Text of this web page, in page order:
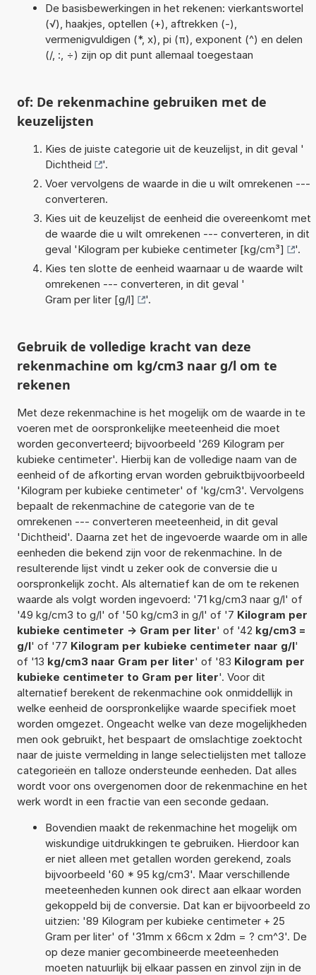
De basisbewerkingen in het rekenen: vierkantswortel
(√), haakjes, optellen (+), aftrekken (-),
vermenigvuldigen (*, x), pi (π), exponent (^) en delen
(/, :, ÷) zijn op dit punt allemaal toegestaan
of: De rekenmachine gebruiken met de
keuzelijsten
Kies de juiste categorie uit de keuzelijst, in dit geval '
Dichtheid
'.
Voer vervolgens de waarde in die u wilt omrekenen ---
converteren.
Kies uit de keuzelijst de eenheid die overeenkomt met
de waarde die u wilt omrekenen --- converteren, in dit
geval 'Kilogram per kubieke centimeter [kg/cm³]
'.
Kies ten slotte de eenheid waarnaar u de waarde wilt
omrekenen --- converteren, in dit geval '
Gram per liter [g/l]
'.
Gebruik de volledige kracht van deze
rekenmachine om kg/cm3 naar g/l om te
rekenen
Met deze rekenmachine is het mogelijk om de waarde in te
voeren met de oorspronkelijke meeteenheid die moet
worden geconverteerd; bijvoorbeeld '269 Kilogram per
kubieke centimeter'. Hierbij kan de volledige naam van de
eenheid of de afkorting ervan worden gebruiktbijvoorbeeld
'Kilogram per kubieke centimeter' of 'kg/cm3'. Vervolgens
bepaalt de rekenmachine de categorie van de te
omrekenen --- converteren meeteenheid, in dit geval
'Dichtheid'. Daarna zet het de ingevoerde waarde om in alle
eenheden die bekend zijn voor de rekenmachine. In de
resulterende lijst vindt u zeker ook de conversie die u
oorspronkelijk zocht. Als alternatief kan de om te rekenen
waarde als volgt worden ingevoerd: '71 kg/cm3 naar g/l' of
'49 kg/cm3 to g/l' of '50 kg/cm3 in g/l' of '7 Kilogram per
kubieke centimeter -> Gram per liter' of '42 kg/cm3 =
g/l' of '77 Kilogram per kubieke centimeter naar g/l'
of '13 kg/cm3 naar Gram per liter' of '83 Kilogram per
kubieke centimeter to Gram per liter'. Voor dit
alternatief berekent de rekenmachine ook onmiddellijk in
welke eenheid de oorspronkelijke waarde specifiek moet
worden omgezet. Ongeacht welke van deze mogelijkheden
men ook gebruikt, het bespaart de omslachtige zoektocht
naar de juiste vermelding in lange selectielijsten met talloze
categorieën en talloze ondersteunde eenheden. Dat alles
wordt voor ons overgenomen door de rekenmachine en het
werk wordt in een fractie van een seconde gedaan.
Bovendien maakt de rekenmachine het mogelijk om
wiskundige uitdrukkingen te gebruiken. Hierdoor kan
er niet alleen met getallen worden gerekend, zoals
bijvoorbeeld '60 * 95 kg/cm3'. Maar verschillende
meeteenheden kunnen ook direct aan elkaar worden
gekoppeld bij de conversie. Dat kan er bijvoorbeeld zo
uitzien: '89 Kilogram per kubieke centimeter + 25
Gram per liter' of '31mm x 66cm x 2dm = ? cm^3'. De
op deze manier gecombineerde meeteenheden
moeten natuurlijk bij elkaar passen en zinvol zijn in de